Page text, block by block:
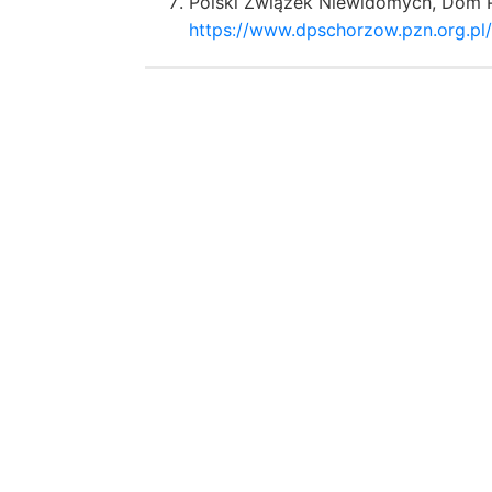
https://www.dpschorzow.pzn.org.pl/